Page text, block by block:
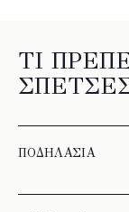
ΤΙ
ΠΟΔΗΛΑΣΙΑ